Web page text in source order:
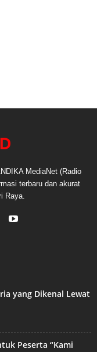
MediaNet (Radio
terbaru dan akurat
Raya.
yang Dikenal Lewat
Peserta “Kami